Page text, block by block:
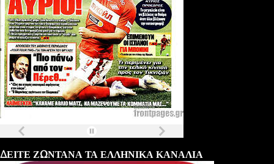
ΔΕΙΤΕ ΖΩΝΤΑΝΑ ΤΑ ΕΛΛΗΝΙΚΑ ΚΑΝΑΛΙΑ